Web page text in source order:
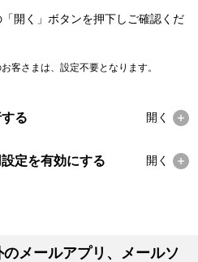
開く」ボタンを押下しご確認くだ
客さまは、設定不要となります。
る 開く
定を有効にする 開く
メールアプリ、メールソ